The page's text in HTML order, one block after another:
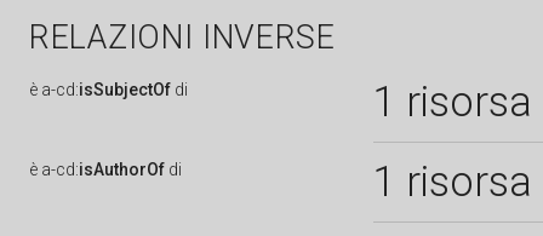
RELAZIONI INVERSE
è a-cd:isSubjectOf di 1 risorsa
è a-cd:isAuthorOf di 1 risorsa